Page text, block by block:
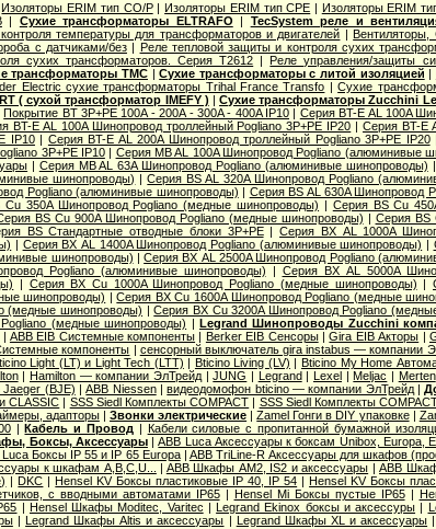
Изоляторы ERIM тип CO/P|Изоляторы ERIM тип CPE | Изоляторы ERIM
| Сухие трансформаторы ELTRAFO | TecSystem реле и
температуры для трансформаторов и двигателей |
с датчиками/без| Реле тепловой защиты и контроля сухих
сухих трансформаторов. Серия T2612 |Реле управления/защиты
трансформаторы TMC |Сухие трансформаторы с литой изоляцией |
Electric cухие трансформаторы Trihal France Transfo |Сухие
( сухой трансформатор IMEFY ) |Сухие трансформаторы Zucchini
Покрытие BT 3P+PE 100A - 200A - 300A - 400A IP10 | Серия BT-E AL 100A
BT-E AL 100A Шинопровод троллейный Pogliano 3P+PE IP20 |Серия BT-E
IP10| Серия BT-E AL 200A Шинопровод троллейный Pogliano 3P+PE IP20
3P+PE IP10| Серия MB AL 100A Шинопровод Pogliano (алюминивые
| Серия MB AL 63A Шинопровод Pogliano (алюминивые шинопроводы)
шинопроводы) |Серия ВS AL 320A Шинопровод Pogliano
Pogliano (алюминивые шинопроводы) | Серия ВS AL 630A Шинопровод
350A Шинопровод Pogliano (медные шинопроводы) | Серия ВS Cu
ВS Cu 900A Шинопровод Pogliano (медные шинопроводы) | Серия ВS
ВS Стандартные отводные блоки 3P+PE|Серия ВХ AL 1000A
| Серия ВХ AL 1400A Шинопровод Pogliano (алюминивые шинопроводы) |
шинопроводы) |Серия ВХ AL 2500A Шинопровод Pogliano
Pogliano (алюминивые шинопроводы) | Серия ВХ AL 5000A
| Серия ВХ Cu 1000A Шинопровод Pogliano (медные шинопроводы) |
шинопроводы) |Серия ВХ Cu 1600A Шинопровод Pogliano (медные
(медные шинопроводы) |Серия ВХ Cu 3200A Шинопровод Pogliano
(медные шинопроводы) |Legrand Шинопроводы Zucchini
| ABB EIB Системные компоненты | Berker EIB Сенсоры|Gira EIB Акторы |
компоненты | сенсорный выключатель gira instabus — компании
Light (LT) и Light Tech (LTT) | Bticino Living (LV) |Bticino My Home
| Hamilton — компании ЭлТрейд|JUNG | Legrand| Lexel |Meljac | Merten
(BJE) |АВВ Niessen|видеодомофон bticino — компании ЭлТрейд|
CLASSIC | SSS Siedl Комплекты COMPACT | SSS Siedl Комплекты
адапторы|Звонки электрические |Zamel Гонги в DIY упаковке|
|Кабель и Провод | Кабели силовые с пропитанной бумажной
Боксы, Аксессуары|ABB Luca Аксессуары к боксам Unibox, Europa,
Luca Боксы IP 55 и IP 65 Europa| ABB TriLine-R Аксессуары для шкафов
к шкафам A,B,C,U... | ABB Шкафы AM2, IS2 и аксессуары |ABB
|DKC |Hensel KV Боксы пластиковые IP 40, IP 54 |Hensel KV Боксы
с вводными автоматами IP65| Hensel Mi Боксы пустые IP65|
| Hensel Шкафы Moditec, Varitec |Legrand Ekinox боксы и аксессуры |
|Legrand Шкафы Altis и аксессуары | Legrand Шкафы XL и аксессуары